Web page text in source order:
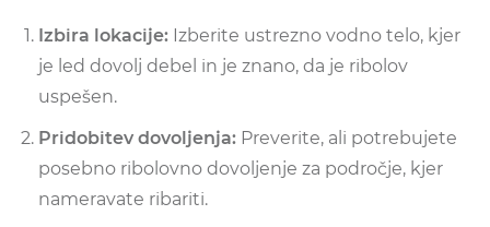
Izbira lokacije: Izberite ustrezno vodno telo, kjer
je led dovolj debel in je znano, da je ribolov
uspešen.
Pridobitev dovoljenja: Preverite, ali potrebujete
posebno ribolovno dovoljenje za področje, kjer
nameravate ribariti.